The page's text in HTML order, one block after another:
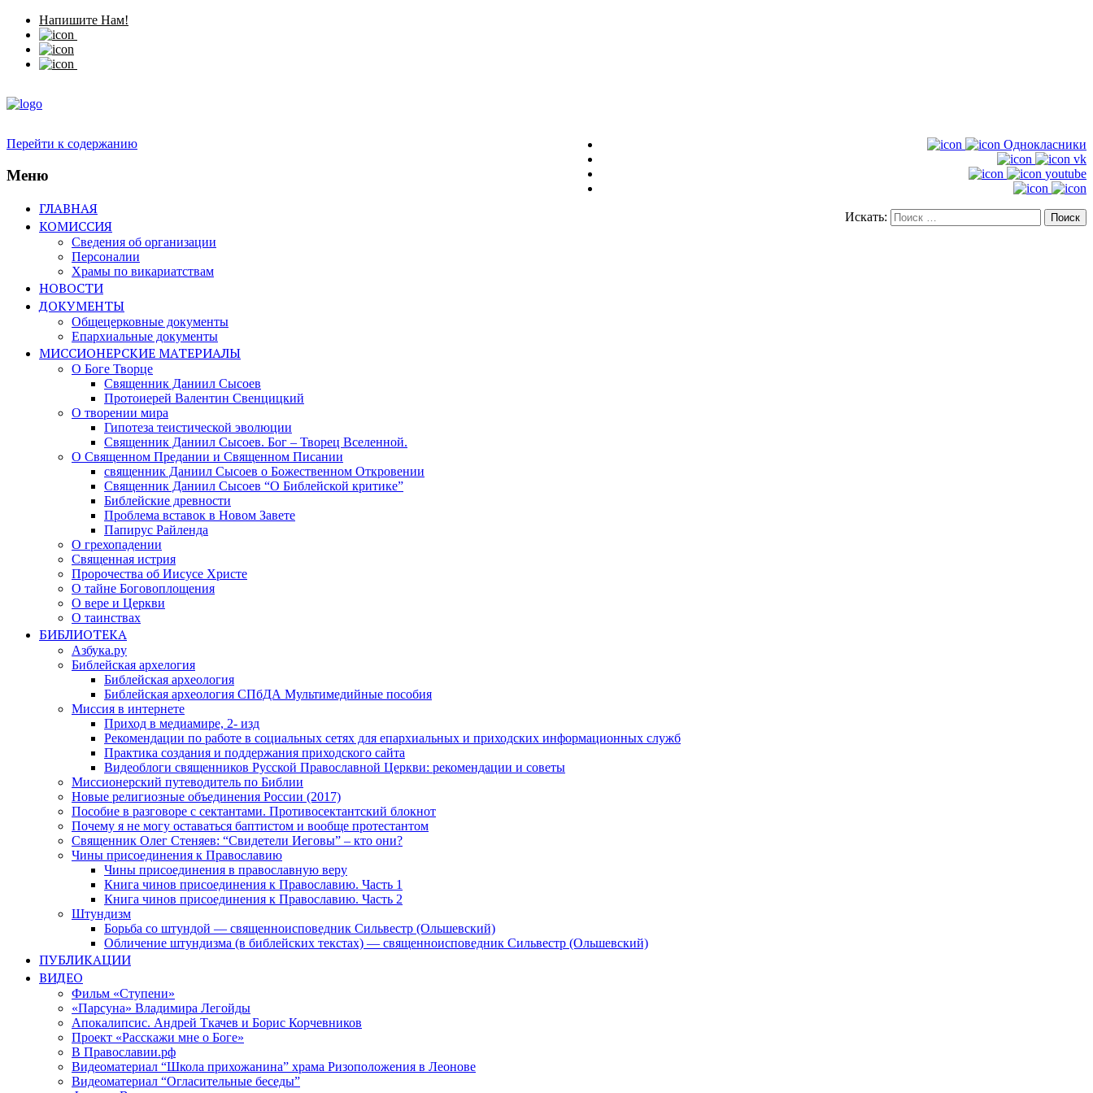
Напишите Нам!
Однокласники
vk
youtube
Искать:
Перейти к содержанию
Меню
ГЛАВНАЯ
КОМИССИЯ
Сведения об организации
Персоналии
Храмы по викариатствам
НОВОСТИ
ДОКУМЕНТЫ
Общецерковные документы
Епархиальные документы
МИССИОНЕРСКИЕ МАТЕРИАЛЫ
О Боге Творце
Священник Даниил Сысоев
Протоиерей Валентин Свенцицкий
О творении мира
Гипотеза теистической эволюции
Священник Даниил Сысоев. Бог – Творец Вселенной.
О Священном Предании и Священном Писании
священник Даниил Сысоев о Божественном Откровении
Священник Даниил Сысоев “О Библейской критике”
Библейские древности
Проблема вставок в Новом Завете
Папирус Райленда
О грехопадении
Священная истрия
Пророчества об Иисусе Христе
О тайне Боговоплощения
О вере и Церкви
О таинствах
БИБЛИОТЕКА
Азбука.ру
Библейская архелогия
Библейская археология
Библейская археология СПбДА Мультимедийные пособия
Миссия в интернете
Приход в медиамире, 2- изд
Рекомендации по работе в социальных сетях для епархиальных и приходских информационных служб
Практика создания и поддержания приходского сайта
Видеоблоги священников Русской Православной Церкви: рекомендации и советы
Миссионерский путеводитель по Библии
Новые религиозные объединения России (2017)
Пособие в разговоре с сектантами. Противосектантский блокнот
Почему я не могу оставаться баптистом и вообще протестантом
Священник Олег Стеняев: “Свидетели Иеговы” – кто они?
Чины присоединения к Православию
Чины присоединения в православную веру
Книга чинов присоединения к Православию. Часть 1
Книга чинов присоединения к Православию. Часть 2
Штундизм
Борьба со штундой — священноисповедник Сильвестр (Ольшевский)
Обличение штундизма (в библейских текстах) — священноисповедник Сильвестр (Ольшевский)
ПУБЛИКАЦИИ
ВИДЕО
Фильм «Ступени»
«Парсуна» Владимира Легойды
Апокалипсис. Андрей Ткачев и Борис Корчевников
Проект «Расскажи мне о Боге»
В Православии.рф
Видеоматериал “Школа прихожанина” храма Ризоположения в Леонове
Видеоматериал “Огласительные беседы”